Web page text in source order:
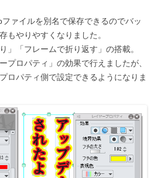
ァイルを別名で保存できるのでバッ
もやりやすくなりました。
」「フレームで折り返す」の搭載。
プロパティ」の効果で行えましたが、
ロパティ側で設定できるようになりま